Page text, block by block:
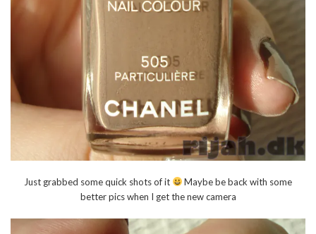
Just grabbed some quick shots of it
Maybe be back with some
better pics when I get the new camera